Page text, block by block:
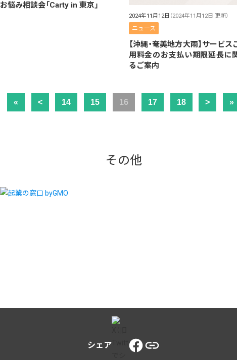
お悩み相談会「Carty in 東京」
2024年11月12日 （2024年11月12日 更新）
ニュース
【沖縄・奄美地方大雨】サービス
用料金のお支払い期限延長に
るご案内
« < 14 15 16 17 18 > »
その他
シェア